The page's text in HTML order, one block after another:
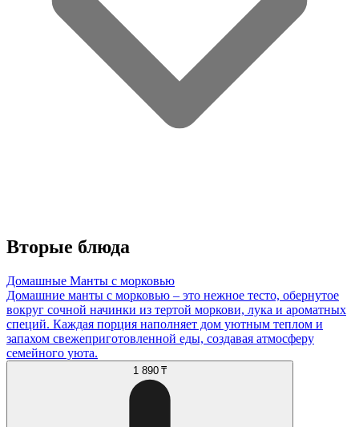
Вторые блюда
Домашные Манты с морковью
Домашние манты с морковью – это нежное тесто, обернутое
вокруг сочной начинки из тертой моркови, лука и ароматных
специй. Каждая порция наполняет дом уютным теплом и
запахом свежеприготовленной еды, создавая атмосферу
семейного уюта.
1 890 ₸